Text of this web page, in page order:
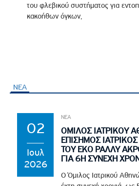
του φλεβικού συστήματος για
κακοήθων όγκων,
ΝΕΑ
02
Ιουλ
2026
ΝΕΑ
ΟΜΙΛΟΣ ΙΑΤΡΙΚΟΥ
ΕΠΙΣΗΜΟΣ
ΤΟΥ EKO ΡΑΛΛΥ
ΓΙΑ 6Η ΣΥΝΕΧΗ
Ο Όμιλος Ιατρικού